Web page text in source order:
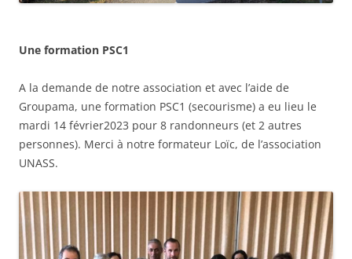
Une formation PSC1
A la demande de notre association et avec l’aide de
Groupama, une formation PSC1 (secourisme) a eu lieu le
mardi 14 février2023 pour 8 randonneurs (et 2 autres
personnes). Merci à notre formateur Loïc, de l’association
UNASS.